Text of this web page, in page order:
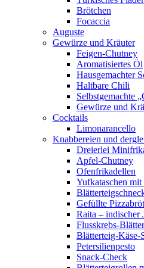
Brötchen
Focaccia
Auguste
Gewürze und Kräuter
Feigen-Chutney
Aromatisiertes Öl
Hausgemachter
Haltbare Chili
Selbstgemachte
Gewürze und
Cocktails
Limonarancello
Knabbereien und
Dreierlei
Apfel-Chutney
Ofenfrikadellen
Yufkataschen
Gefüllte
Raita – indischer
Flusskrebs-
Blätterteig-Käse-
Petersilienpesto
Snack-Check